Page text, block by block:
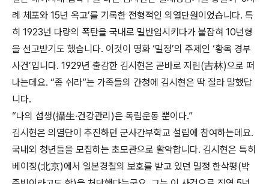
례 체포와 15년 옥고’를 기록한 전형적인 의열단원이었습니다. 특
히 1923년 다량의 폭탄을 국내로 밀반입시키다가 붙잡혀 10년형
을 선고받기도 했습니다. 이것이 영화 ‘밀정’의 주제인 ‘황옥 경부
사건’입니다. 1929년 출감한 김시현은 곧바로 지린(吉林)으로 떠
나는데요. “좀 쉬라”는 가족들의 간청에 김시현은 딱 잘라 말했답
니다.
“나의 섭생(攝生·건강관리)은 독립운동 뿐이다.”
김시현은 의열단이 추진하던 군사간부학교 설립에 참여하는데요.
국내외 청년들을 모집하는 초모관으로 활약합니다. 김시현은 특히
베이징(北京)에서 일본경찰의 보호를 받고 있던 밀정 한삭평(박